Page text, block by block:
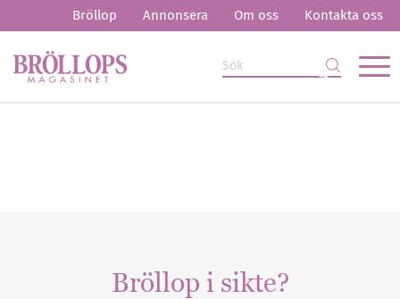
Bröllop Annonsera Om oss Kontakta oss
Bröllop i sikte?